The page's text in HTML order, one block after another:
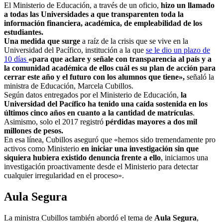
El Ministerio de Educación, a través de un oficio, hizo un llamado
a todas las Universidades a que transparenten toda la
información financiera, académica, de empleabilidad de los
estudiantes.
Una medida que surge a raíz de la crisis que se vive en la
Universidad del Pacífico, institución a la que se le dio un plazo de
10 días «para que aclare y señale con transparencia al país y a
la comunidad académica de ellos cuál es su plan de acción para
cerrar este año y el futuro con los alumnos que tiene», señaló la
ministra de Educación, Marcela Cubillos.
Según datos entregados por el Ministerio de Educación, la
Universidad del Pacífico ha tenido una caída sostenida en los
últimos cinco años en cuanto a la cantidad de matrículas.
Asimismo, solo el 2017 registró pérdidas mayores a dos mil
millones de pesos.
En esa línea, Cubillos aseguró que «hemos sido tremendamente pro
activos como Ministerio en iniciar una investigación sin que
siquiera hubiera existido denuncia frente a ello, iniciamos una
investigación proactivamente desde el Ministerio para detectar
cualquier irregularidad en el proceso».
Aula Segura
La ministra Cubillos también abordó el tema de Aula Segura,